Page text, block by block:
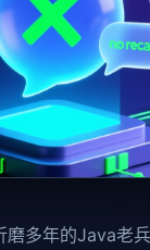
多年的Java老